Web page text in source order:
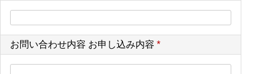
お問い合わせ内容 お申し込み内容 *